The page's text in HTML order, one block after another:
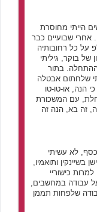
הייתי מחוסרת
אחרי שבועיים כבר
על כל רחובותיה
של בוקר, גיליתי
ההתחלה. בתור
שלחתום אבטלה
הנה, או-טו-טו
עם המשכורת
זה בא, הנה זה
כסף, לא עשיתי
ותואמיו,
כישוריי
על עבודה במחשבים,
שלפחות תממן